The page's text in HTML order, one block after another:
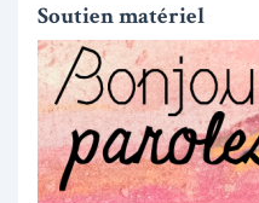
Soutien matériel